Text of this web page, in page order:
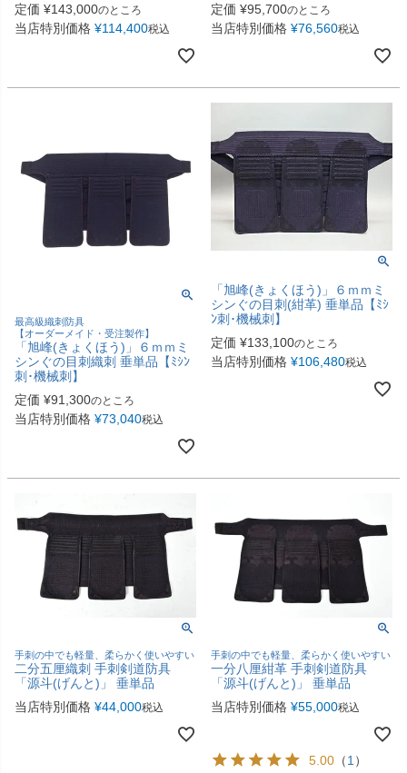
定価 ¥143,000のところ
当店特別価格 ¥114,400税込
定価 ¥95,700のところ
当店特別価格 ¥76,560税込
最高級織刺防具
【オーダーメイド・受注製作】
「旭峰(きょくほう)」６ｍｍミ
シンぐの目刺織刺 垂単品【ﾐｼﾝ
刺･機械刺】
定価 ¥91,300のところ
当店特別価格 ¥73,040税込
「旭峰(きょくほう)」６ｍｍミ
シンぐの目刺(紺革) 垂単品【ﾐｼ
ﾝ刺･機械刺】
定価 ¥133,100のところ
当店特別価格 ¥106,480税込
手刺の中でも軽量、柔らかく使いやすい
二分五厘織刺 手刺剣道防具
「源斗(げんと)」 垂単品
当店特別価格 ¥44,000税込
手刺の中でも軽量、柔らかく使いやすい
一分八厘紺革 手刺剣道防具
「源斗(げんと)」 垂単品
当店特別価格 ¥55,000税込
5.00 （1 ）